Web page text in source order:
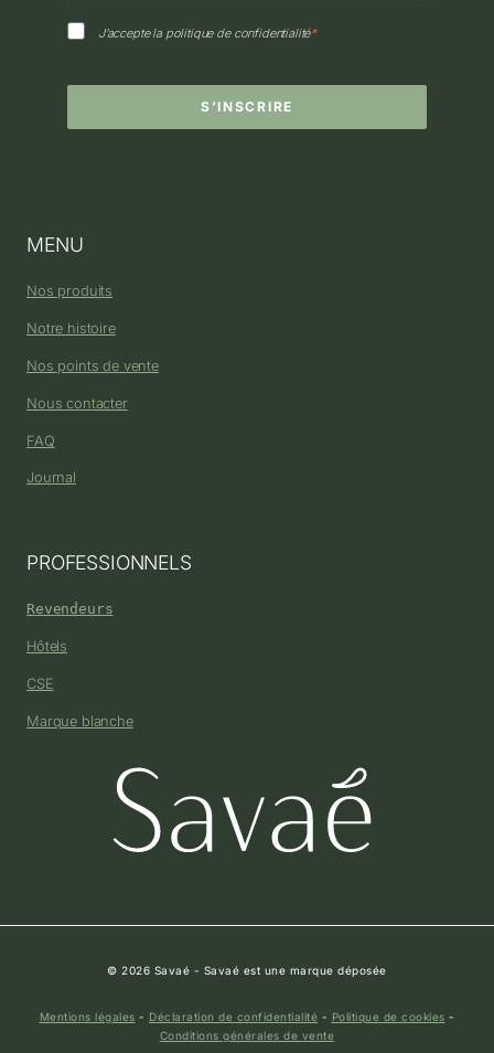
J’accepte la politique de confidentialité
S’INSCRIRE
MENU
Nos produits
Notre histoire
Nos points de vente
Nous contacter
FAQ
Journal
PROFESSIONNELS
Revendeurs
Hôtels
CSE
Marque blanche
© 2026 Savaé - Savaé est une marque déposée
Mentions légales - Déclaration de confidentialité - Politique de cookies -
Conditions générales de vente